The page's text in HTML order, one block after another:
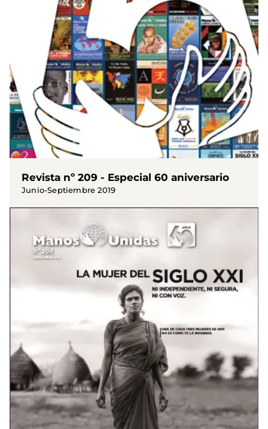
Revista nº 209 - Especial 60 aniversario
Junio-Septiembre 2019